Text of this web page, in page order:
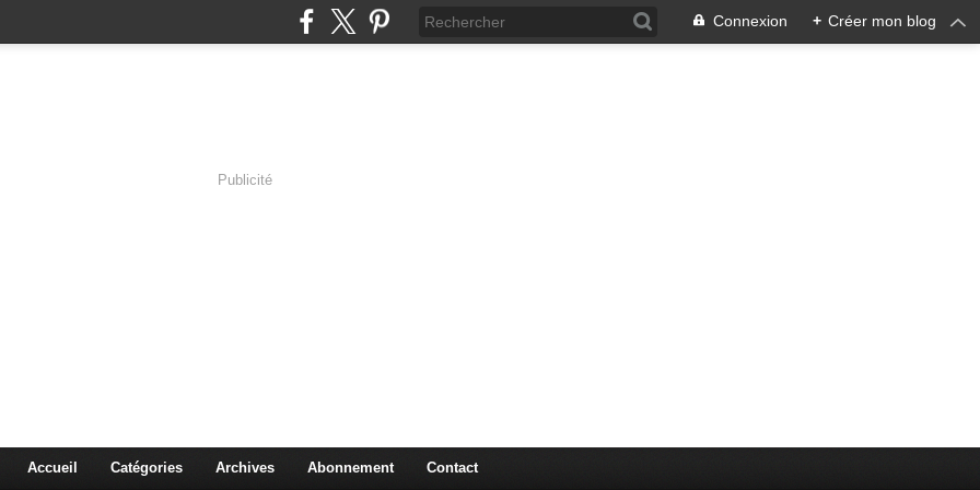
Connexion + Créer mon blog
Publicité
Accueil Catégories Archives Abonnement Contact